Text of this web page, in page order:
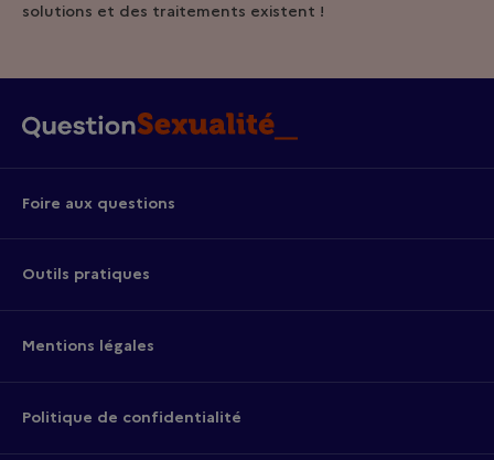
solutions et des traitements existent !
Foire aux questions
Outils pratiques
Mentions légales
Politique de confidentialité